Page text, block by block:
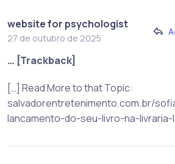
website for psychologist
27 de outubro de 2025
… [Trackback]
[…] Read More to that Topic:
salvadorentretenimento.com.br/
lancamento-do-seu-livro-na-livraria-